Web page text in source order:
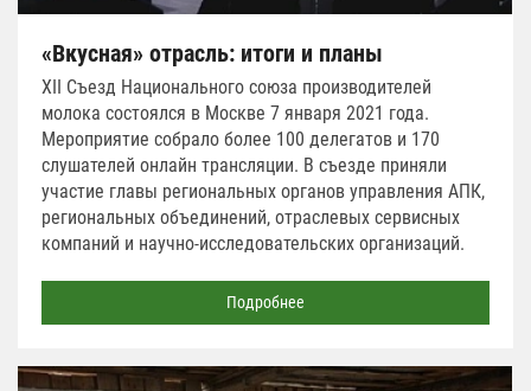
«Вкусная» отрасль: итоги и планы
XII Съезд Национального союза производителей
молока состоялся в Москве 7 января 2021 года.
Мероприятие собрало более 100 делегатов и 170
слушателей онлайн трансляции. В съезде приняли
участие главы региональных органов управления АПК,
региональных объединений, отраслевых сервисных
компаний и научно-исследовательских организаций.
Подробнее